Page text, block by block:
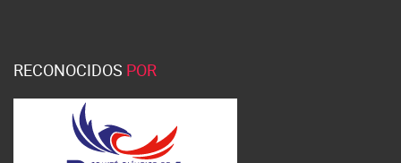
RECONOCIDOS POR